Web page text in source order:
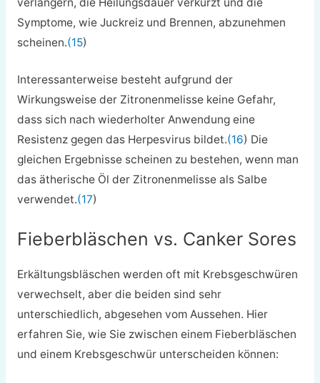
Symptome, wie Juckreiz und Brennen, abzunehmen
scheinen.(15)
Interessanterweise besteht aufgrund der
Wirkungsweise der Zitronenmelisse keine Gefahr,
dass sich nach wiederholter Anwendung eine
Resistenz gegen das Herpesvirus bildet.(16) Die
gleichen Ergebnisse scheinen zu bestehen, wenn man
das ätherische Öl der Zitronenmelisse als Salbe
verwendet.(17)
Fieberbläschen vs. Canker Sores
Erkältungsbläschen werden oft mit Krebsgeschwüren
verwechselt, aber die beiden sind sehr
unterschiedlich, abgesehen vom Aussehen. Hier
erfahren Sie, wie Sie zwischen einem Fieberbläschen
und einem Krebsgeschwür unterscheiden können: